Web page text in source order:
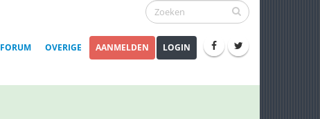
FORUM OVERIGE AANMELDEN LOGIN